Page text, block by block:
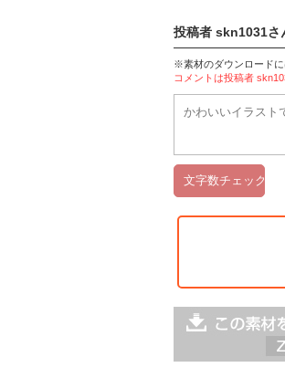
投稿者 skn1031さ
※素材のダウンロードに
コメントは投稿者